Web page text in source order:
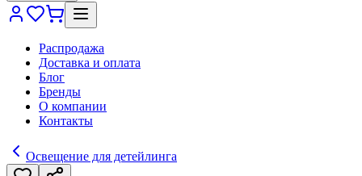
Распродажа
Доставка и оплата
Блог
Бренды
О компании
Контакты
Освещение для детейлинга